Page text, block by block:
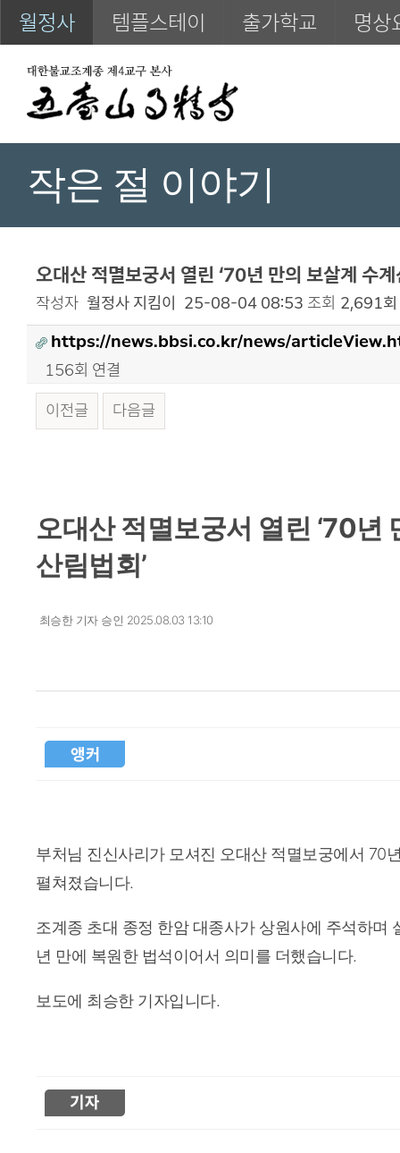
월정사 템플스테이 출가학교 명상
작은 절 이야기
오대산 적멸보궁서 열린 ‘70년 만의 보살계 수
작성자 월정사 지킴이 25-08-04 08:53 조회 2,691회
https://news.bbsi.co.kr/news/
156회 연결
이전글
다음글
오대산 적멸보궁서 열린 ‘70년
산림법회’
최승한 기자승인 2025.08.03 13:10
부처님 진신사리가 모셔진 오대산 적멸보궁에서 70
펼쳐졌습니다.
조계종 초대 종정 한암 대종사가 상원사에 주석하며
년 만에 복원한 법석이어서 의미를 더했습니다.
보도에 최승한 기자입니다.